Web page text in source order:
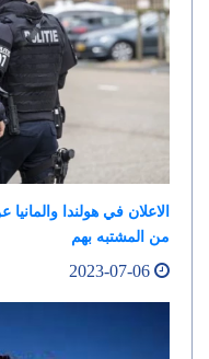
الاعلان في هولندا
من المشتبه بهم